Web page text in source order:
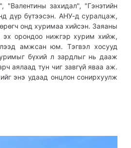
захидал", "Гэнэтийн
дүр бүтээсэн. АНУ-д суралцаж,
онд хуримаа хийсэн. Заяаны
эх орондоо нижгэр хурим хийж,
амжсан юм. Тэгвэл хосууд
бүхий л зардлыг нь дааж
аялаад тун чиг завгүй яваа аж.
энэ удаад онцлон сонирхуулж